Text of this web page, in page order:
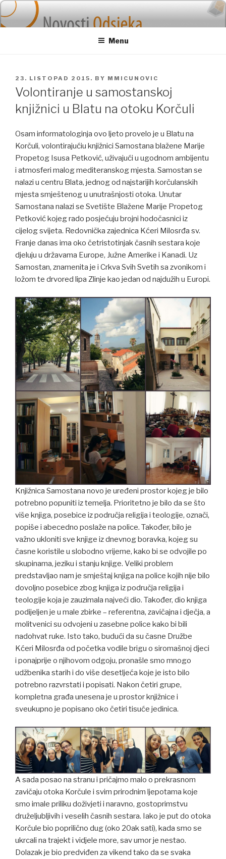
Skip
to
content
Menu
POSTED
ON
23. LISTOPAD 2015. BY MMICUNOVIC
Volontiranje u samostanskoj
knjižnici u Blatu na otoku Korčuli
Osam informatologinja ovo ljeto provelo je u Blatu na
Korčuli, volontirajućiu knjižnici Samostana blažene Marije
Propetog Isusa Petković, uživajući u ugodnom ambijentu
i atmosferi malog mediteranskog mjesta. Samostan se
nalazi u centru Blata, jednog od najstarijih korčulanskih
mjesta smještenog u unutrašnjosti otoka. Unutar
Samostana nalazi se Svetište Blažene Marije Propetog
Petković kojeg rado posjećuju brojni hodočasnici iz
cijelog svijeta. Redovnička zajednica Kćeri Milosrđa sv.
Franje danas ima oko četristotinjak časnih sestara koje
djeluju u državama Europe, Južne Amerike i Kanadi. Uz
Samostan, znamenita je i Crkva Svih Svetih sa zvonikom i
ložom te drvored lipa Zlinje kao jedan od najdužih u Europi.
Knjižnica Samostana novo je uređeni prostor kojeg je bilo
potrebno popuniti iz temelja. Prioritetno je bilo da se što
više knjiga, posebice iz područja religija i teologije, označi,
popiše i abecedno poslaže na police. Također, bilo je
važno ukloniti sve knjige iz dnevnog boravka, kojeg su
časne koristile u slobodno vrijeme, kako bi se odvojile po
skupinama, jeziku i stanju knjige. Veliki problem
predstavljao nam je smještaj knjiga na police kojih nije bilo
dovoljno posebice zbog knjiga iz područja religija i
teologije koja je zauzimala najveći dio. Također, dio knjiga
podijeljen je u male zbirke – referentna, zavičajna i dječja, a
molitvenici su odvojeni u zasebne police kako bi bili
nadohvat ruke. Isto tako, budući da su časne Družbe
Kćeri Milosrđa od početka vodile brigu o siromašnoj djeci
i ponajprije o njihovom odgoju, pronašle smo mnogo
udžbenika starih i do više desetljeća koje je isto bilo
potrebno razvrstati i popisati. Nakon četiri grupe,
kompletna građa unesena je u prostor knjižnice i
sveukupno je popisano oko četiri tisuće jedinica.
A sada posao na stranu i pričajmo malo o prekrasnom
zavičaju otoka Korčule i svim prirodnim ljepotama koje
smo imale priliku doživjeti i naravno, gostoprimstvu
druželjubljivih i veselih časnih sestara. Iako je put do otoka
Korčule bio poprilično dug (oko 20ak sati), kada smo se
ukrcali na trajekt i vidjele more, sav umor je nestao.
Dolazak je bio predviđen za vikend tako da se svaka